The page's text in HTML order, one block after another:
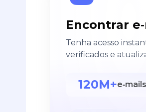
Encontrar
Tenha acesso
verificados e
120M+